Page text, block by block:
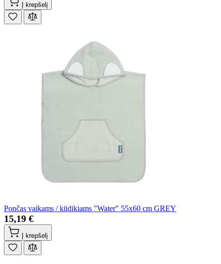
Į krepšelį
Pončas vaikams / kūdikiams "Water" 55x60 cm GREY
15,19 €
Į krepšelį